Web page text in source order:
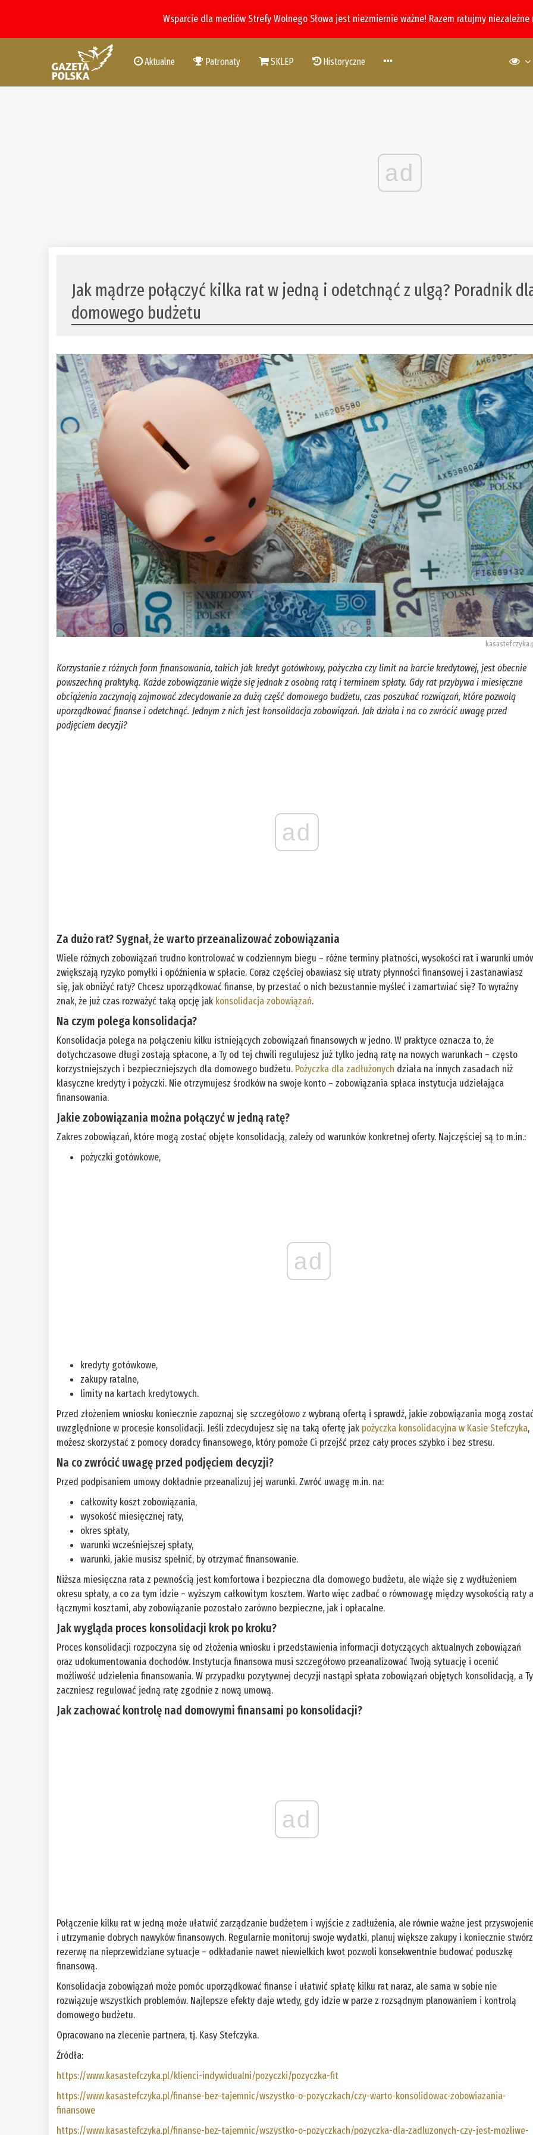
Wsparcie dla mediów Strefy Wolnego Słowa jest niezmiernie ważne! Razem ratujmy
Aktualne Patronaty SKLEP Historyczne
ad
Jak mądrze połączyć kilka rat w jedną i odetchnąć z ulgą? Poradnik
domowego budżetu
Korzystanie z różnych form finansowania, takich jak kredyt gotówkowy, pożyczka czy limit na karcie kredytowej, jest obecnie
powszechną praktyką. Każde zobowiązanie wiąże się jednak z osobną ratą i terminem spłaty. Gdy rat przybywa i miesięczne
obciążenia zaczynają zajmować zdecydowanie za dużą część domowego budżetu, czas poszukać rozwiązań, które pozwolą
uporządkować finanse i odetchnąć. Jednym z nich jest konsolidacja zobowiązań. Jak działa i na co zwrócić uwagę przed
podjęciem decyzji?
ad
Za dużo rat? Sygnał, że warto przeanalizować zobowiązania
Wiele różnych zobowiązań trudno kontrolować w codziennym biegu – różne terminy płatności, wysokości rat i warunki
zwiększają ryzyko pomyłki i opóźnienia w spłacie. Coraz częściej obawiasz się utraty płynności finansowej i zastanawiasz
się, jak obniżyć raty? Chcesz uporządkować finanse, by przestać o nich bezustannie myśleć i zamartwiać się? To wyraźny
znak, że już czas rozważyć taką opcję jak konsolidacja zobowiązań.
Na czym polega konsolidacja?
Konsolidacja polega na połączeniu kilku istniejących zobowiązań finansowych w jedno. W praktyce oznacza to, że
dotychczasowe długi zostają spłacone, a Ty od tej chwili regulujesz już tylko jedną ratę na nowych warunkach – często
korzystniejszych i bezpieczniejszych dla domowego budżetu. Pożyczka dla zadłużonych działa na innych zasadach niż
klasyczne kredyty i pożyczki. Nie otrzymujesz środków na swoje konto – zobowiązania spłaca instytucja udzielająca
finansowania.
Jakie zobowiązania można połączyć w jedną ratę?
Zakres zobowiązań, które mogą zostać objęte konsolidacją, zależy od warunków konkretnej oferty. Najczęściej są to m.in.:
pożyczki gotówkowe,
ad
kredyty gotówkowe,
zakupy ratalne,
limity na kartach kredytowych.
Przed złożeniem wniosku koniecznie zapoznaj się szczegółowo z wybraną ofertą i sprawdź, jakie zobowiązania mogą
uwzględnione w procesie konsolidacji. Jeśli zdecydujesz się na taką ofertę jak pożyczka konsolidacyjna w Kasie Stefczyka,
możesz skorzystać z pomocy doradcy finansowego, który pomoże Ci przejść przez cały proces szybko i bez stresu.
Na co zwrócić uwagę przed podjęciem decyzji?
Przed podpisaniem umowy dokładnie przeanalizuj jej warunki. Zwróć uwagę m.in. na:
całkowity koszt zobowiązania,
wysokość miesięcznej raty,
okres spłaty,
warunki wcześniejszej spłaty,
warunki, jakie musisz spełnić, by otrzymać finansowanie.
Niższa miesięczna rata z pewnością jest komfortowa i bezpieczna dla domowego budżetu, ale wiąże się z wydłużeniem
okresu spłaty, a co za tym idzie – wyższym całkowitym kosztem. Warto więc zadbać o równowagę między wysokością raty
łącznymi kosztami, aby zobowiązanie pozostało zarówno bezpieczne, jak i opłacalne.
Jak wygląda proces konsolidacji krok po kroku?
Proces konsolidacji rozpoczyna się od złożenia wniosku i przedstawienia informacji dotyczących aktualnych zobowiązań
oraz udokumentowania dochodów. Instytucja finansowa musi szczegółowo przeanalizować Twoją sytuację i ocenić
możliwość udzielenia finansowania. W przypadku pozytywnej decyzji nastąpi spłata zobowiązań objętych konsolidacją, a Ty
zaczniesz regulować jedną ratę zgodnie z nową umową.
Jak zachować kontrolę nad domowymi finansami po konsolidacji?
ad
Połączenie kilku rat w jedną może ułatwić zarządzanie budżetem i wyjście z zadłużenia, ale równie ważne jest
i utrzymanie dobrych nawyków finansowych. Regularnie monitoruj swoje wydatki, planuj większe zakupy i koniecznie stwórz
rezerwę na nieprzewidziane sytuacje – odkładanie nawet niewielkich kwot pozwoli konsekwentnie budować poduszkę
finansową.
Konsolidacja zobowiązań może pomóc uporządkować finanse i ułatwić spłatę kilku rat naraz, ale sama w sobie nie
rozwiązuje wszystkich problemów. Najlepsze efekty daje wtedy, gdy idzie w parze z rozsądnym planowaniem i kontrolą
domowego budżetu.
Opracowano na zlecenie partnera, tj. Kasy Stefczyka.
Źródła:
https://www.kasastefczyka.pl/klienci-indywidualni/pozyczki/pozyczka-fit
https://www.kasastefczyka.pl/finanse-bez-tajemnic/wszystko-o-pozyczkach/czy-warto-konsolidowac-zobowiazania-
finansowe
https://www.kasastefczyka.pl/finanse-bez-tajemnic/wszystko-o-pozyczkach/pozyczka-dla-zadluzonych-czy-jest-mozliwe-